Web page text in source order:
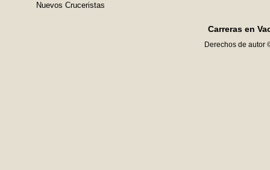
Nuevos Cruceristas
Carreras en
Derechos de autor